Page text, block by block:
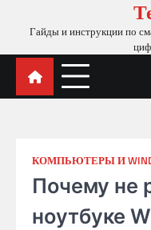
Гайды и инструкции по
КОМПЬЮТЕРЫ И
Почему не
ноутбуке